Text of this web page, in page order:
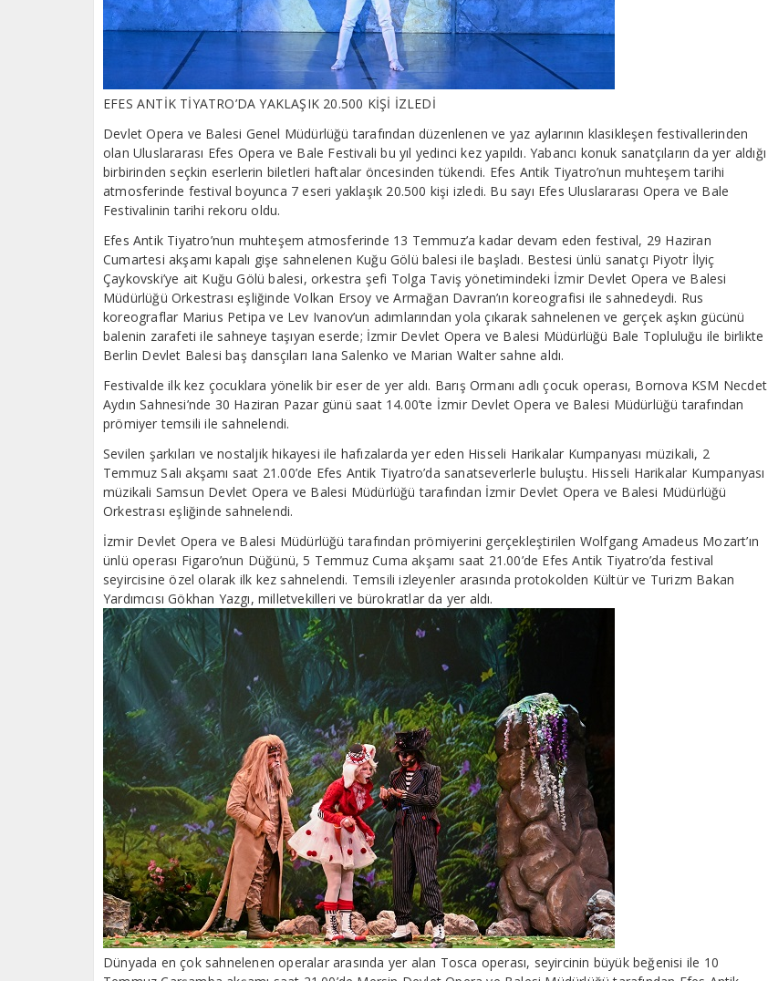
EFES ANTİK TİYATRO’DA YAKLAŞIK 20.500 KİŞİ İZLEDİ
Devlet Opera ve Balesi Genel Müdürlüğü tarafından düzenlenen ve yaz aylarının klasikleşen festivallerinden
olan Uluslararası Efes Opera ve Bale Festivali bu yıl yedinci kez yapıldı. Yabancı konuk sanatçıların da yer aldığı
birbirinden seçkin eserlerin biletleri haftalar öncesinden tükendi. Efes Antik Tiyatro’nun muhteşem tarihi
atmosferinde festival boyunca 7 eseri yaklaşık 20.500 kişi izledi. Bu sayı Efes Uluslararası Opera ve Bale
Festivalinin tarihi rekoru oldu.
Efes Antik Tiyatro’nun muhteşem atmosferinde 13 Temmuz’a kadar devam eden festival, 29 Haziran
Cumartesi akşamı kapalı gişe sahnelenen Kuğu Gölü balesi ile başladı. Bestesi ünlü sanatçı Piyotr İlyiç
Çaykovski’ye ait Kuğu Gölü balesi, orkestra şefi Tolga Taviş yönetimindeki İzmir Devlet Opera ve Balesi
Müdürlüğü Orkestrası eşliğinde Volkan Ersoy ve Armağan Davran’ın koreografisi ile sahnedeydi. Rus
koreograflar Marius Petipa ve Lev Ivanov’un adımlarından yola çıkarak sahnelenen ve gerçek aşkın gücünü
balenin zarafeti ile sahneye taşıyan eserde; İzmir Devlet Opera ve Balesi Müdürlüğü Bale Topluluğu ile birlikte
Berlin Devlet Balesi baş dansçıları Iana Salenko ve Marian Walter sahne aldı.
Festivalde ilk kez çocuklara yönelik bir eser de yer aldı. Barış Ormanı adlı çocuk operası, Bornova KSM Necdet
Aydın Sahnesi’nde 30 Haziran Pazar günü saat 14.00’te İzmir Devlet Opera ve Balesi Müdürlüğü tarafından
prömiyer temsili ile sahnelendi.
Sevilen şarkıları ve nostaljik hikayesi ile hafızalarda yer eden Hisseli Harikalar Kumpanyası müzikali, 2
Temmuz Salı akşamı saat 21.00’de Efes Antik Tiyatro’da sanatseverlerle buluştu. Hisseli Harikalar Kumpanyası
müzikali Samsun Devlet Opera ve Balesi Müdürlüğü tarafından İzmir Devlet Opera ve Balesi Müdürlüğü
Orkestrası eşliğinde sahnelendi.
İzmir Devlet Opera ve Balesi Müdürlüğü tarafından prömiyerini gerçekleştirilen Wolfgang Amadeus Mozart’ın
ünlü operası Figaro’nun Düğünü, 5 Temmuz Cuma akşamı saat 21.00’de Efes Antik Tiyatro’da festival
seyircisine özel olarak ilk kez sahnelendi. Temsili izleyenler arasında protokolden Kültür ve Turizm Bakan
Yardımcısı Gökhan Yazgı, milletvekilleri ve bürokratlar da yer aldı.
Dünyada en çok sahnelenen operalar arasında yer alan Tosca operası, seyircinin büyük beğenisi ile 10